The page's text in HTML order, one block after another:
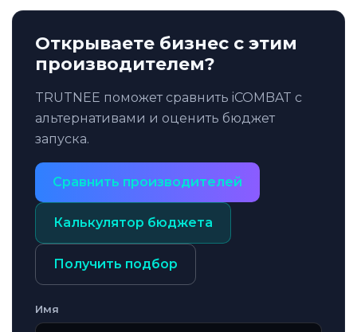
Открываете бизнес с этим
производителем?
TRUTNEE поможет сравнить iCOMBAT с
альтернативами и оценить бюджет
запуска.
Сравнить производителей
Калькулятор бюджета
Получить подбор
Имя